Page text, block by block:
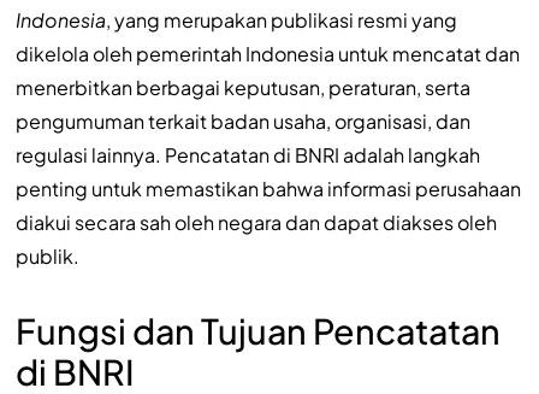
Indonesia, yang merupakan publikasi resmi yang
dikelola oleh pemerintah Indonesia untuk mencatat dan
menerbitkan berbagai keputusan, peraturan, serta
pengumuman terkait badan usaha, organisasi, dan
regulasi lainnya. Pencatatan di BNRI adalah langkah
penting untuk memastikan bahwa informasi perusahaan
diakui secara sah oleh negara dan dapat diakses oleh
publik.
Fungsi dan Tujuan Pencatatan
di BNRI